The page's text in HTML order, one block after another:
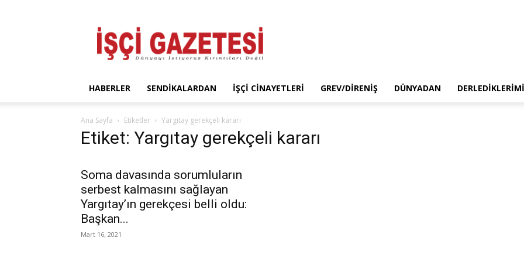
Gazetesi
HABERLER SENDIKALARDAN İŞÇI CINAYETLERI GREV/DIRENIŞ DÜNYADAN
Ana Sayfa Etiketler Yargıtay gerekçeli kararı
Etiket: Yargıtay gerekçeli kararı
Soma davasında sorumluların
serbest kalmasını sağlayan
Yargıtay’ın gerekçesi belli oldu:
Başkan...
Mart 16, 2021